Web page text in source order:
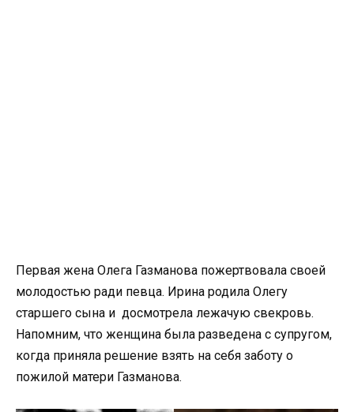
Первая жена Олега Газманова пожертвовала своей
молодостью ради певца. Ирина родила Олегу
старшего сына и досмотрела лежачую свекровь.
Напомним, что женщина была разведена с супругом,
когда приняла решение взять на себя заботу о
пожилой матери Газманова.